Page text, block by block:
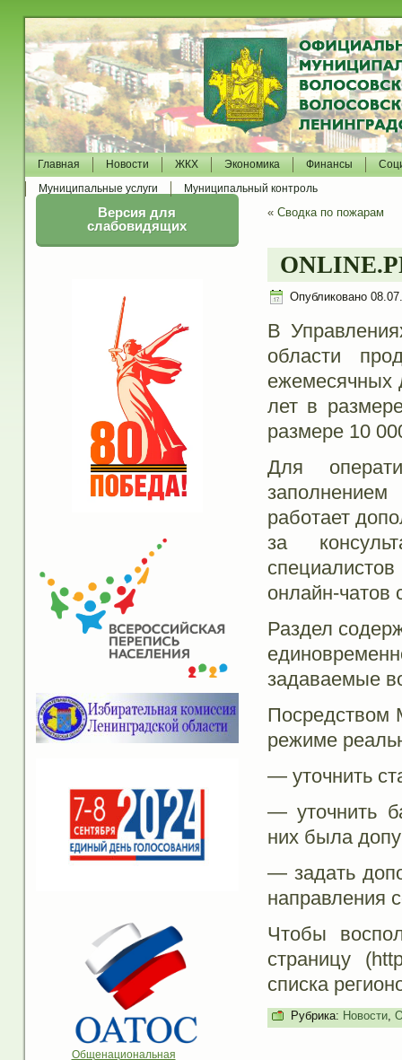
Главная Новости ЖКХ Экономика Финансы
Муниципальные услуги
Муниципальный контроль
Версия для
слабовидящих
Общенациональная
« Сводка по пожарам
Опубликовано
В
области
ежемесячных
лет в
размере 10
Для
работает
за
онлайн-чатов
Раздел
задаваемые
Посредством
режиме
— уточнить
— уточнить
них была
— задать
направления
Чтобы
страницу
списка
Рубрика: Новости,